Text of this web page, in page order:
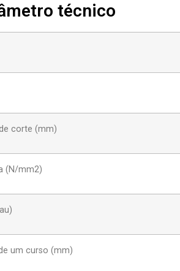
técnico
corte (mm)
(N/mm2)
um curso (mm)